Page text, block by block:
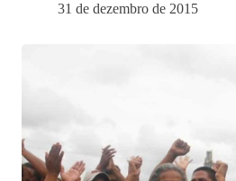
31 de dezembro de 2015